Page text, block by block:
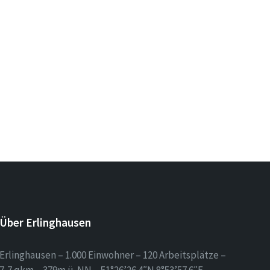
Über Erlinghausen
Erlinghausen – 1.000 Einwohner – 120 Arbeitsplätze –